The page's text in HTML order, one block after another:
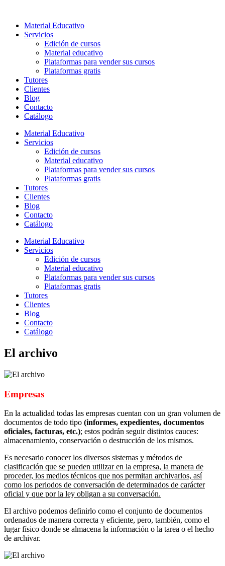
contenidoMaterial Educativo
Servicios
Edición de cursos
Material educativo
Plataformas para vender sus cursos
Plataformas gratis
Tutores
Clientes
Blog
Contacto
Catálogo
Material Educativo
Servicios
Edición de cursos
Material educativo
Plataformas para vender sus cursos
Plataformas gratis
Tutores
Clientes
Blog
Contacto
Catálogo
Material Educativo
Servicios
Edición de cursos
Material educativo
Plataformas para vender sus cursos
Plataformas gratis
Tutores
Clientes
Blog
Contacto
Catálogo
El archivo
Empresas
En la actualidad todas las empresas cuentan con un gran volumen de
documentos de todo tipo (informes, expedientes, documentos
oficiales, facturas, etc.); estos podrán seguir distintos cauces:
almacenamiento, conservación o destrucción de los mismos.
Es necesario conocer los diversos sistemas y métodos de
clasificación que se pueden utilizar en la empresa, la manera de
proceder, los medios técnicos que nos permitan archivarlos, así
como los periodos de conversación de determinados de carácter
oficial y que por la ley obligan a su conversación.
El archivo podemos definirlo como el conjunto de documentos
ordenados de manera correcta y eficiente, pero, también, como el
lugar físico donde se almacena la información o la tarea o el hecho
de archivar.